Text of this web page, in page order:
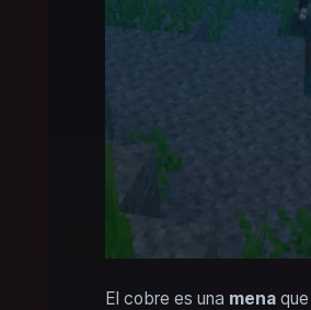
El cobre es una menaque